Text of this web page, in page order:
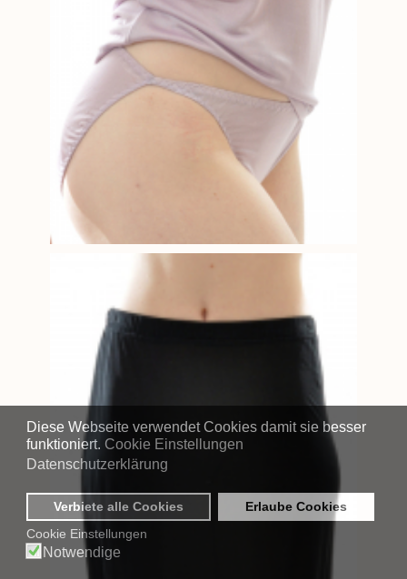
Diese Webseite verwendet Cookies damit sie besser
funktioniert. Cookie Einstellungen
Datenschutzerklärung
Verbiete alle Cookies
Erlaube Cookies
Cookie Einstellungen
Notwendige